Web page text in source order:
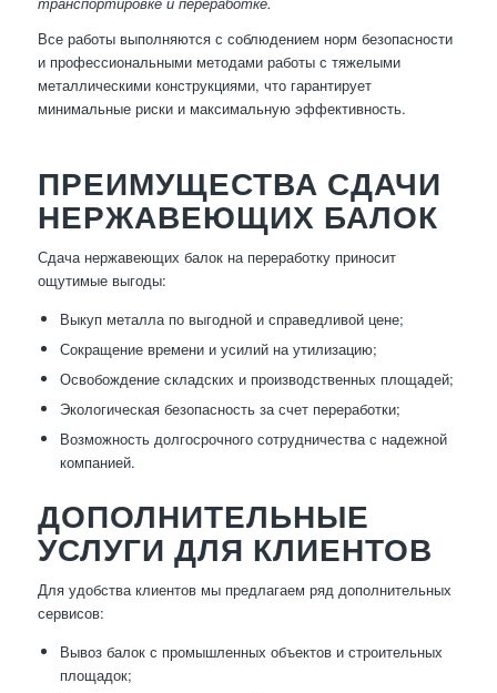
Все работы выполняются с соблюдением норм безопасности
и профессиональными методами работы с тяжелыми
металлическими конструкциями, что гарантирует
минимальные риски и максимальную эффективность.
ПРЕИМУЩЕСТВА СДАЧИ
НЕРЖАВЕЮЩИХ БАЛОК
Сдача нержавеющих балок на переработку приносит
ощутимые выгоды:
Выкуп металла по выгодной и справедливой цене;
Сокращение времени и усилий на утилизацию;
Освобождение складских и производственных площадей;
Экологическая безопасность за счет переработки;
Возможность долгосрочного сотрудничества с надежной
компанией.
ДОПОЛНИТЕЛЬНЫЕ
УСЛУГИ ДЛЯ КЛИЕНТОВ
Для удобства клиентов мы предлагаем ряд дополнительных
сервисов:
Вывоз балок с промышленных объектов и строительных
площадок;